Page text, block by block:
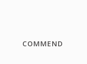
COMMEND